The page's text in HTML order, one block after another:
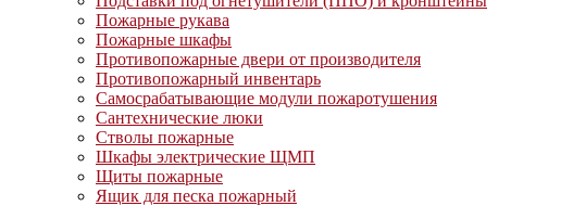
Пожарные рукава
Пожарные шкафы
Противопожарные двери от производителя
Противопожарный инвентарь
Самосрабатывающие модули пожаротушения
Сантехнические люки
Стволы пожарные
Шкафы электрические ЩМП
Щиты пожарные
Ящик для песка пожарный